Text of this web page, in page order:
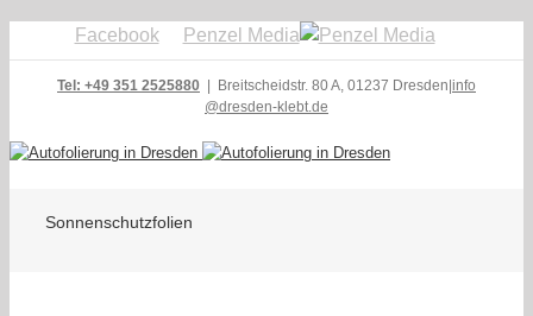
Facebook Penzel Media
Tel: +49 351 2525880 | Breitscheidstr. 80 A, 01237 Dresden info
@dresden-klebt.de
Sonnenschutzfolien